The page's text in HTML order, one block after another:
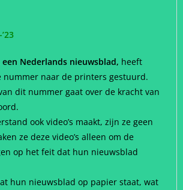
Nederlands nieuwsblad, heeft
nummer naar de printers gestuurd.
dit nummer gaat over de kracht van
ook video’s maakt, zijn ze geen
ze deze video’s alleen om de
op het feit dat hun nieuwsblad
hun nieuwsblad op papier staat, wat